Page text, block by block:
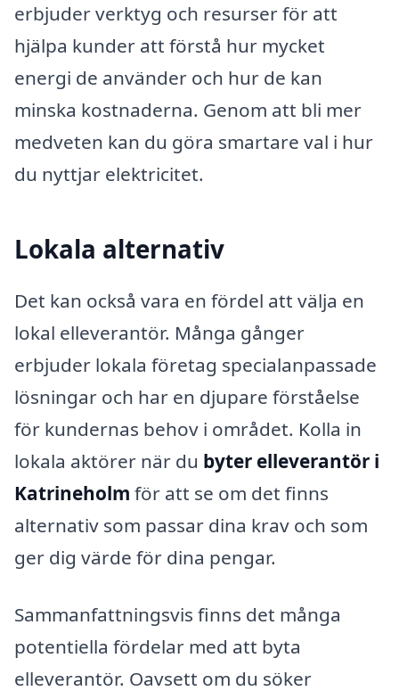
erbjuder verktyg och resurser för att
hjälpa kunder att förstå hur mycket
energi de använder och hur de kan
minska kostnaderna. Genom att bli mer
medveten kan du göra smartare val i hur
du nyttjar elektricitet.
Lokala alternativ
Det kan också vara en fördel att välja en
lokal elleverantör. Många gånger
erbjuder lokala företag specialanpassade
lösningar och har en djupare förståelse
för kundernas behov i området. Kolla in
lokala aktörer när du byter elleverantör i
Katrineholm för att se om det finns
alternativ som passar dina krav och som
ger dig värde för dina pengar.
Sammanfattningsvis finns det många
potentiella fördelar med att byta
elleverantör. Oavsett om du söker